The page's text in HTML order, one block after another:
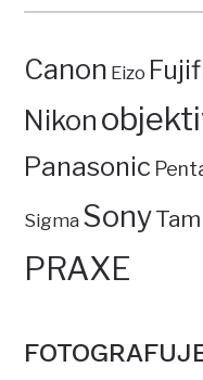
Canon Eizo
Nikon
Panasonic
Sigma Sony
PRAXE